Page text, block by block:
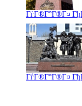
ГѓГ®Г°Г®Г¤
ГѓГ®Г°Г®Г¤